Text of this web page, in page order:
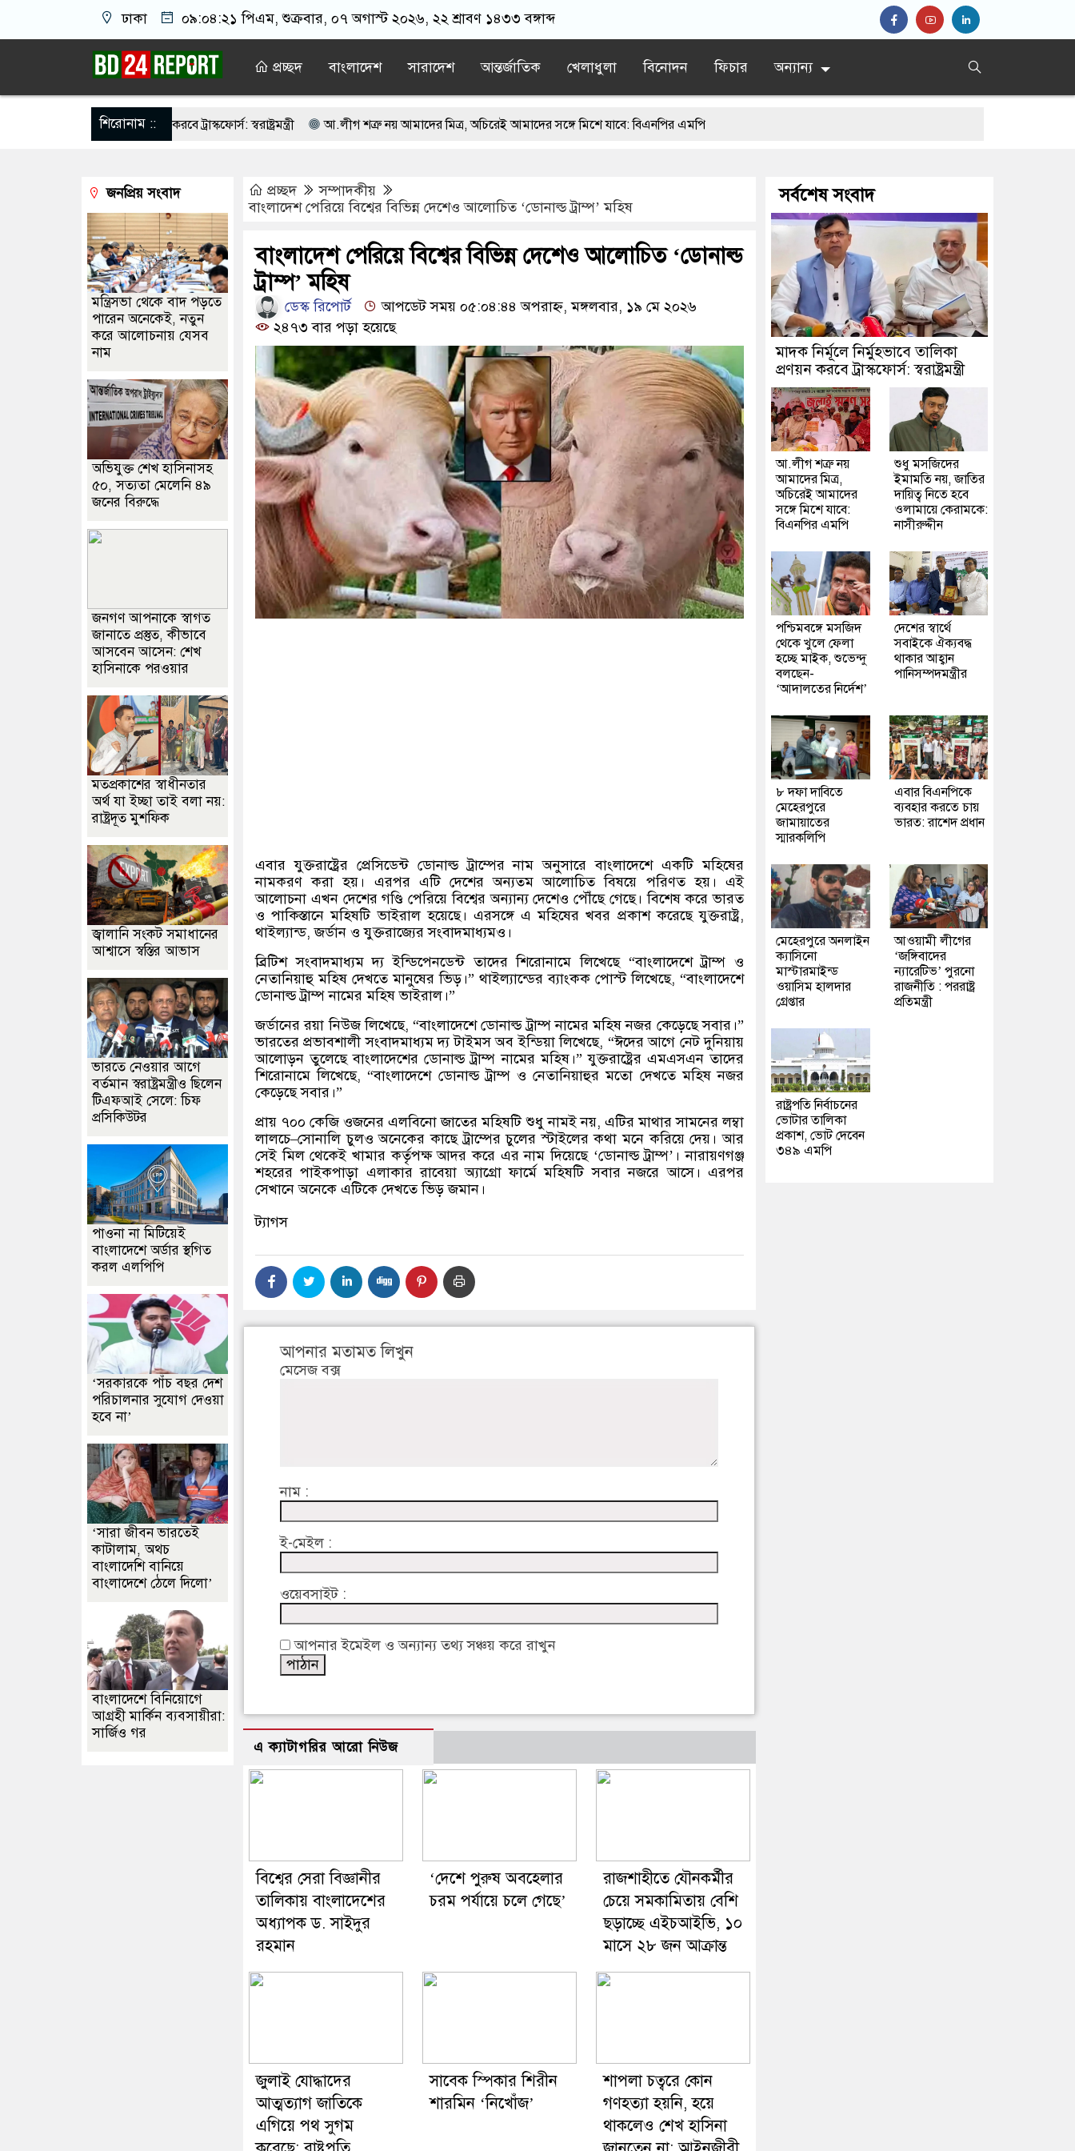
ঢাকা ০৯:০৪:২১ পিএম, শুক্রবার, ০৭ অগাস্ট ২০২৬, ২২ শ্রাবণ ১৪৩৩ বঙ্গাব্দ
প্রচ্ছদ বাংলাদেশ সারাদেশ আন্তর্জাতিক খেলাধুলা বিনোদন ফিচার অন্যান্য
শিরোনাম ::
তালিকা প্রণয়ন করবে ট্রাস্কফোর্স: স্বরাষ্ট্রমন্ত্রী আ.লীগ শত্রু নয় আমাদের মিত্র, অচিরেই আমাদের সঙ্গে মিশে যাবে: বিএনপির এমপি
ঐক্যবদ্ধ থাকার আহ্বান পানিসম্পদমন্ত্রীর ৮ দফা দাবিতে মেহেরপুরে জামায়াতের স্মারকলিপি
ক্যাসিনো মাস্টারমাইন্ড ওয়াসিম হালদার গ্রেপ্তার
ভোটার তালিকা প্রকাশ, ভোট দেবেন ৩৪৯ এমপি
প্রচ্ছদ
সম্পাদকীয়
বাংলাদেশ পেরিয়ে বিশ্বের বিভিন্ন দেশেও আলোচিত ‘ডোনাল্ড ট্রাম্প’ মহিষ
বাংলাদেশ পেরিয়ে বিশ্বের বিভিন্ন দেশেও আলোচিত ‘ডোনাল্ড
ট্রাম্প’ মহিষ
ডেস্ক রিপোর্ট
আপডেট সময় ০৫:০৪:৪৪ অপরাহ্ন, মঙ্গলবার, ১৯ মে ২০২৬
২৪৭৩ বার পড়া হয়েছে
এবার যুক্তরাষ্ট্রের প্রেসিডেন্ট ডোনাল্ড ট্রাম্পের নাম অনুসারে বাংলাদেশে একটি মহিষের
নামকরণ করা হয়। এরপর এটি দেশের অন্যতম আলোচিত বিষয়ে পরিণত হয়। এই
আলোচনা এখন দেশের গণ্ডি পেরিয়ে বিশ্বের অন্যান্য দেশেও পৌঁছে গেছে। বিশেষ করে ভারত
ও পাকিস্তানে মহিষটি ভাইরাল হয়েছে। এরসঙ্গে এ মহিষের খবর প্রকাশ করেছে যুক্তরাষ্ট্র,
থাইল্যান্ড,জর্ডান ও যুক্তরাজ্যের সংবাদমাধ্যমও।
ব্রিটিশ সংবাদমাধ্যম দ্য ইন্ডিপেনডেন্ট তাদের শিরোনামে লিখেছে“বাংলাদেশে ট্রাম্প ও
নেতানিয়াহু মহিষ দেখতে মানুষের ভিড়।” থাইল্যান্ডের ব্যাংকক পোস্ট লিখেছে, “বাংলাদেশে
ডোনাল্ড ট্রাম্প নামের মহিষ ভাইরাল।”
জর্ডানের রয়া নিউজ লিখেছে, “বাংলাদেশে ডোনাল্ড ট্রাম্প নামের মহিষ নজর কেড়েছে সবার।”
ভারতের প্রভাবশালী সংবাদমাধ্যম দ্য টাইমস অব ইন্ডিয়া লিখেছে, “ঈদের আগে নেট দুনিয়ায়
আলোড়ন তুলেছে বাংলাদেশের ডোনাল্ড ট্রাম্প নামের মহিষ।”যুক্তরাষ্ট্রের এমএসএন তাদের
শিরোনামে লিখেছে, “বাংলাদেশে ডোনাল্ড ট্রাম্প ও নেতানিয়াহুর মতো দেখতে মহিষ নজর
কেড়েছে সবার।”
প্রায় ৭০০ কেজি ওজনের এলবিনো জাতের মহিষটি শুধু নামই নয়, এটির মাথার সামনের লম্বা
লালচে–সোনালি চুলও অনেকের কাছে ট্রাম্পের চুলের স্টাইলের কথা মনে করিয়ে দেয়। আর
সেই মিল থেকেই খামার কর্তৃপক্ষ আদর করে এর নাম দিয়েছে‘ডোনাল্ড ট্রাম্প’ ।নারায়ণগঞ্জ
শহরের পাইকপাড়া এলাকার রাবেয়া অ্যাগ্রো ফার্মে মহিষটি সবার নজরে আসে। এরপর
সেখানে অনেকে এটিকে দেখতে ভিড় জমান।
ট্যাগস
আপনার মতামত লিখুন
মেসেজ বক্স
নাম :
ই-মেইল :
ওয়েবসাইট :
আপনার ইমেইল ও অন্যান্য তথ্য সঞ্চয় করে রাখুন
এ ক্যাটাগরির আরো নিউজ
বিশ্বের সেরা বিজ্ঞানীর
তালিকায় বাংলাদেশের
অধ্যাপক ড. সাইদুর
রহমান
‘দেশে পুরুষ অবহেলার
চরম পর্যায়ে চলে গেছে’
রাজশাহীতে যৌনকর্মীর
চেয়ে সমকামিতায় বেশি
ছড়াচ্ছে এইচআইভি, ১০
মাসে ২৮ জন আক্রান্ত
জুলাই যোদ্ধাদের
আত্মত্যাগ জাতিকে
এগিয়ে পথ সুগম
সাবেক স্পিকার শিরীন
শারমিন ‘নিখোঁজ’
শাপলা চত্বরে কোন
গণহত্যা হয়নি, হয়ে
থাকলেও শেখ হাসিনা
জনপ্রিয় সংবাদ
মন্ত্রিসভা থেকে বাদ পড়তে
পারেন অনেকেই, নতুন
করে আলোচনায় যেসব
নাম
অভিযুক্ত শেখ হাসিনাসহ
৫০, সত্যতা মেলেনি ৪৯
জনের বিরুদ্ধে
জনগণ আপনাকে স্বাগত
জানাতে প্রস্তুত, কীভাবে
আসবেন আসেন: শেখ
হাসিনাকে পরওয়ার
মতপ্রকাশের স্বাধীনতার
অর্থ যা ইচ্ছা তাই বলা নয়:
রাষ্ট্রদূত মুশফিক
জ্বালানি সংকট সমাধানের
আশ্বাসে স্বস্তির আভাস
ভারতে নেওয়ার আগে
বর্তমান স্বরাষ্ট্রমন্ত্রীও ছিলেন
টিএফআই সেলে: চিফ
প্রসিকিউটর
পাওনা না মিটিয়েই
বাংলাদেশে অর্ডার স্থগিত
করল এলপিপি
‘সরকারকে পাঁচ বছর দেশ
পরিচালনার সুযোগ দেওয়া
হবে না’
‘সারা জীবন ভারতেই
কাটালাম, অথচ
বাংলাদেশি বানিয়ে
বাংলাদেশে ঠেলে দিলো’
বাংলাদেশে বিনিয়োগে
আগ্রহী মার্কিন ব্যবসায়ীরা:
সার্জিও গর
সর্বশেষ সংবাদ
মাদক নির্মূলে নির্মুহভাবে তালিকা
প্রণয়ন করবে ট্রাস্কফোর্স: স্বরাষ্ট্রমন্ত্রী
আ.লীগ শত্রু নয়
আমাদের মিত্র,
অচিরেই আমাদের
সঙ্গে মিশে যাবে:
বিএনপির এমপি
শুধু মসজিদের
ইমামতি নয়, জাতির
দায়িত্ব নিতে হবে
ওলামায়ে কেরামকে:
নাসীরুদ্দীন
পশ্চিমবঙ্গে মসজিদ
থেকে খুলে ফেলা
হচ্ছে মাইক, শুভেন্দু
বলছেন-
‘আদালতের নির্দেশ’
দেশের স্বার্থে
সবাইকে ঐক্যবদ্ধ
থাকার আহ্বান
পানিসম্পদমন্ত্রীর
৮ দফা দাবিতে
মেহেরপুরে
জামায়াতের
স্মারকলিপি
এবার বিএনপিকে
ব্যবহার করতে চায়
ভারত: রাশেদ প্রধান
মেহেরপুরে অনলাইন
ক্যাসিনো
মাস্টারমাইন্ড
ওয়াসিম হালদার
গ্রেপ্তার
আওয়ামী লীগের
‘জঙ্গিবাদের
ন্যারেটিভ’ পুরনো
রাজনীতি : পররাষ্ট্র
প্রতিমন্ত্রী
রাষ্ট্রপতি নির্বাচনের
ভোটার তালিকা
প্রকাশ, ভোট দেবেন
৩৪৯ এমপি